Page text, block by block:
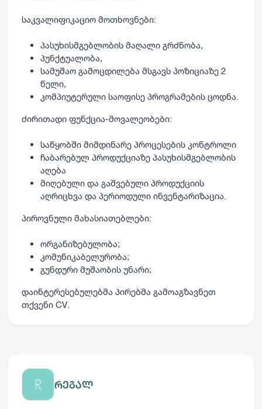
საკვალიფიკაციო მოთხოვნები:
პასუხისმგებლობის მაღალი გრძნობა,
პუნქტუალობა,
სამუშაო გამოცდილება მსგავს პოზიციაზე 2
წელი,
კომპიუტერული საოფისე პროგრამების ცოდნა.
ძირითადი ფუნქცია-მოვალეობები:
საწყობში მიმდინარე პროცესების კონტროლი
ჩაბარებულ პროდუქციაზე პასუხისმგებლობის
აღება
მიღებული და გაშვებული პროდუქციის
აღრიცხვა და პერიოდული ინვენტარიზაცია.
პიროვნული მახასიათებლები:
ორგანიზებულობა;
კომუნიკაბელურობა;
გუნდური მუშაობის უნარი;
დაინტერესებულებმა პირებმა გამოაგზავნეთ
თქვენი CV.
რეგალ